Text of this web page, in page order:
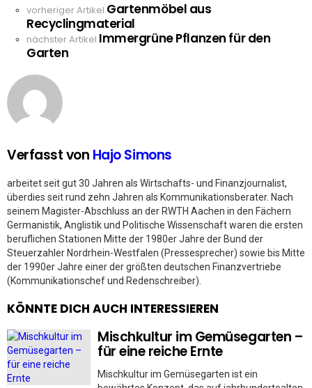
See
more
vorheriger Artikel Gartenmöbel aus
Recyclingmaterial
nächster Artikel Immergrüne Pflanzen für den
Garten
Verfasst von Hajo Simons
arbeitet seit gut 30 Jahren als Wirtschafts- und Finanzjournalist,
überdies seit rund zehn Jahren als Kommunikationsberater. Nach
seinem Magister-Abschluss an der RWTH Aachen in den Fächern
Germanistik, Anglistik und Politische Wissenschaft waren die ersten
beruflichen Stationen Mitte der 1980er Jahre der Bund der
Steuerzahler Nordrhein-Westfalen (Pressesprecher) sowie bis Mitte
der 1990er Jahre einer der größten deutschen Finanzvertriebe
(Kommunikationschef und Redenschreiber).
KÖNNTE DICH AUCH INTERESSIEREN
Mischkultur im Gemüsegarten –
für eine reiche Ernte
Mischkultur im Gemüsegarten ist ein